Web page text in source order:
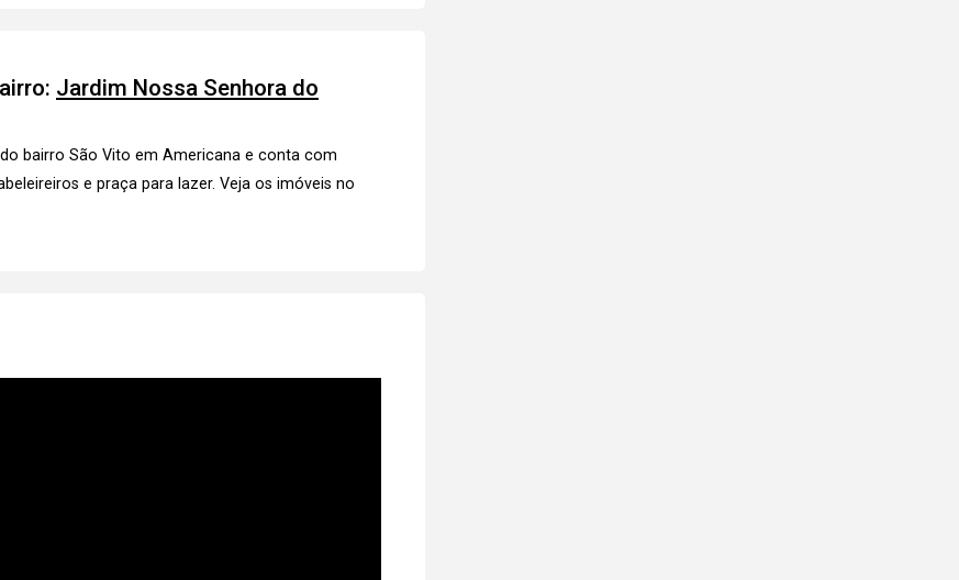
Jardim Nossa Senhora do
bairro São Vito em Americana e conta com
e praça para lazer. Veja os imóveis no